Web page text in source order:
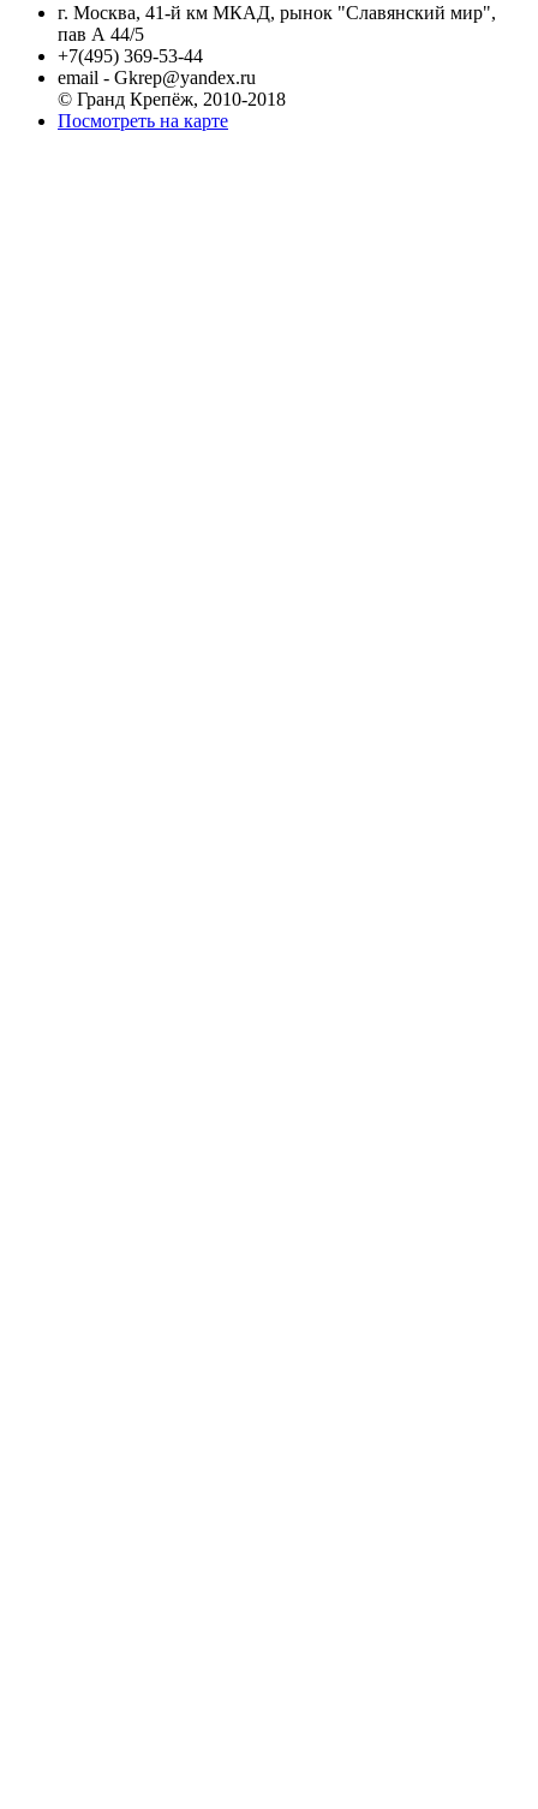
г. Москва, 41-й км МКАД, рынок "Славянский мир",
пав А 44/5
+7(495) 369-53-44
email - Gkrep@yandex.ru
© Гранд Крепёж, 2010-2018
Посмотреть на карте